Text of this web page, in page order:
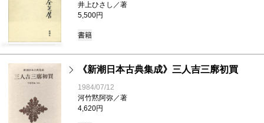
井上ひさし／著
5,500円
書籍
《新潮日本古典集成》三人吉三廓初買
1984/07/12
河竹黙阿弥／著
4,620円